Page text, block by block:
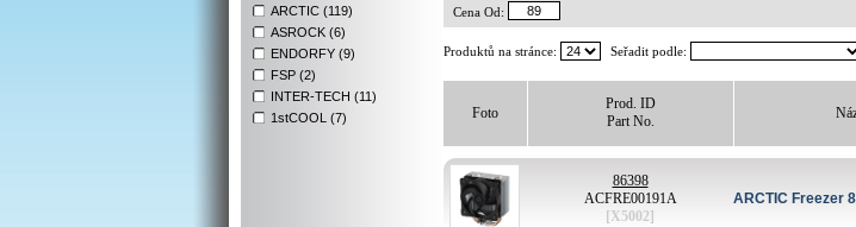
ARCTIC (119)
ASROCK (6)
ENDORFY (9)
FSP (2)
INTER-TECH (11)
1stCOOL (7)
Cena Od:
Produktů na stránce: Seřadit podle:
Foto
Prod. ID
Part No.
86398
ACFRE00191A
[X5002]
ARCTIC Freezer